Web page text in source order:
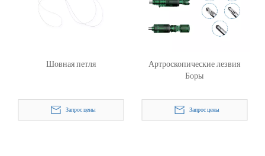
Шовная петля
Запрос цены
Артроскопические лезвия
Боры
Запрос цены